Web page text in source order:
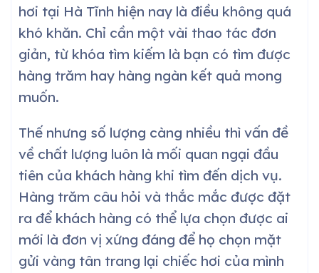
hơi tại Hà Tĩnh hiện nay là điều không quá
khó khăn. Chỉ cần một vài thao tác đơn
giản, từ khóa tìm kiếm là bạn có tìm được
hàng trăm hay hàng ngàn kết quả mong
muốn.
Thế nhưng số lượng càng nhiều thì vấn đề
về chất lượng luôn là mối quan ngại đầu
tiên của khách hàng khi tìm đến dịch vụ.
Hàng trăm câu hỏi và thắc mắc được đặt
ra để khách hàng có thể lựa chọn được ai
mới là đơn vị xứng đáng để họ chọn mặt
gửi vàng tân trang lại chiếc hơi của mình